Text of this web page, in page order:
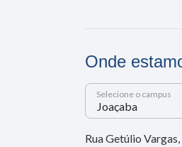
Onde
Selecione o campus
Rua Getúlio